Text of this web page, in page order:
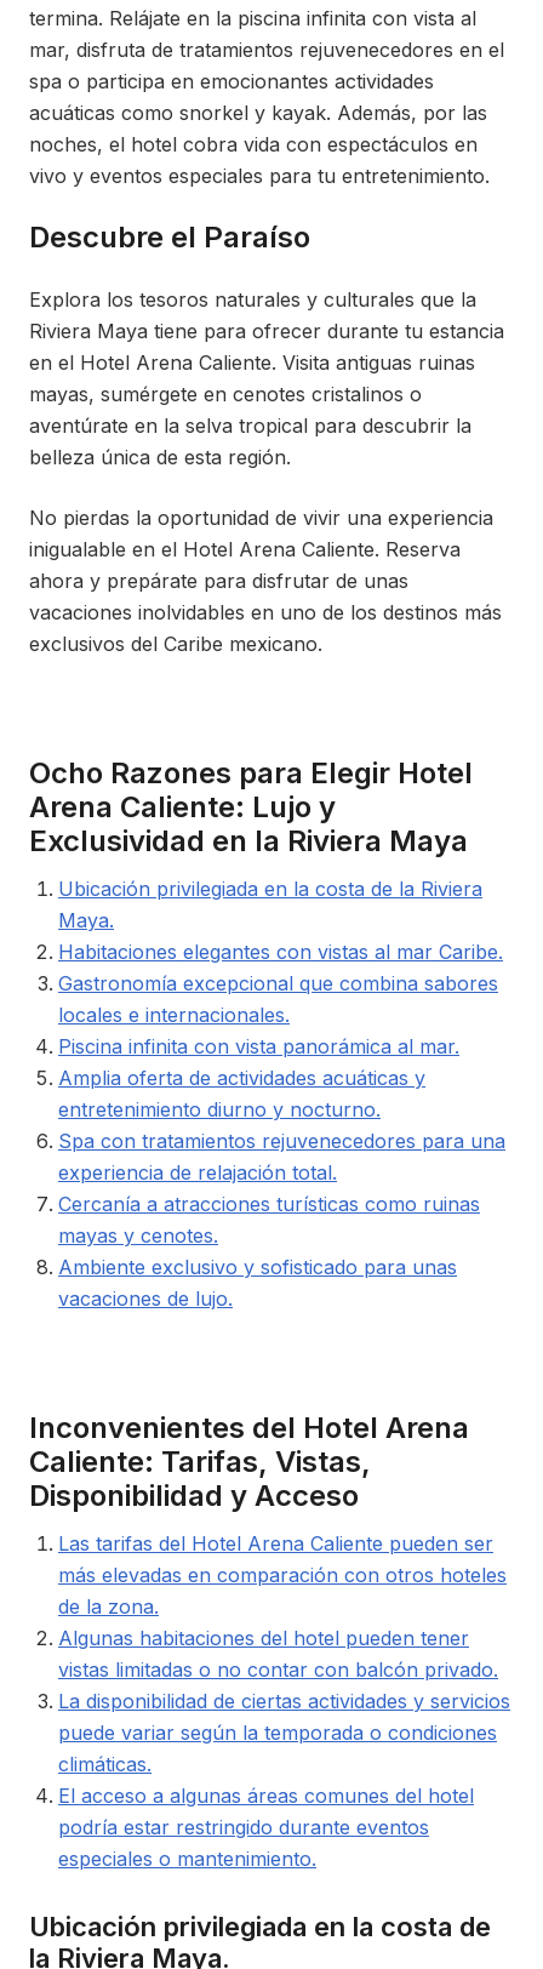
termina. Relájate en la piscina infinita con vista al
mar, disfruta de tratamientos rejuvenecedores en el
spa o participa en emocionantes actividades
acuáticas como snorkel y kayak. Además, por las
noches, el hotel cobra vida con espectáculos en
vivo y eventos especiales para tu entretenimiento.
Descubre el Paraíso
Explora los tesoros naturales y culturales que la
Riviera Maya tiene para ofrecer durante tu estancia
en el Hotel Arena Caliente. Visita antiguas ruinas
mayas, sumérgete en cenotes cristalinos o
aventúrate en la selva tropical para descubrir la
belleza única de esta región.
No pierdas la oportunidad de vivir una experiencia
inigualable en el Hotel Arena Caliente. Reserva
ahora y prepárate para disfrutar de unas
vacaciones inolvidables en uno de los destinos más
exclusivos del Caribe mexicano.
Ocho Razones para Elegir Hotel
Arena Caliente: Lujo y
Exclusividad en la Riviera Maya
Ubicación privilegiada en la costa de la Riviera
Maya.
Habitaciones elegantes con vistas al mar Caribe.
Gastronomía excepcional que combina sabores
locales e internacionales.
Piscina infinita con vista panorámica al mar.
Amplia oferta de actividades acuáticas y
entretenimiento diurno y nocturno.
Spa con tratamientos rejuvenecedores para una
experiencia de relajación total.
Cercanía a atracciones turísticas como ruinas
mayas y cenotes.
Ambiente exclusivo y sofisticado para unas
vacaciones de lujo.
Inconvenientes del Hotel Arena
Caliente: Tarifas, Vistas,
Disponibilidad y Acceso
Las tarifas del Hotel Arena Caliente pueden ser
más elevadas en comparación con otros hoteles
de la zona.
Algunas habitaciones del hotel pueden tener
vistas limitadas o no contar con balcón privado.
La disponibilidad de ciertas actividades y servicios
puede variar según la temporada o condiciones
climáticas.
El acceso a algunas áreas comunes del hotel
podría estar restringido durante eventos
especiales o mantenimiento.
Ubicación privilegiada en la costa de
la Riviera Maya.